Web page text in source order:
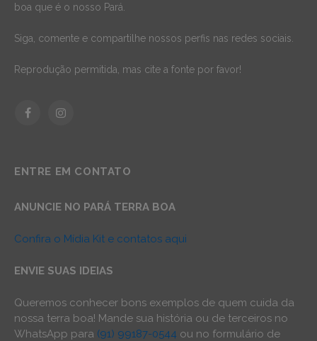
boa que é o nosso Pará.
Siga, comente e compartilhe nossos perfis nas redes sociais.
Reprodução permitida, mas cite a fonte por favor!
FacebookInstagram
ENTRE EM CONTATO
ANUNCIE NO PARÁ TERRA BOA
Confira o Mídia Kit e contatos aqui
ENVIE SUAS IDEIAS
Queremos conhecer bons exemplos de quem cuida da
nossa terra boa! Mande sua história ou de terceiros no
WhatsApp para (91) 99187-0544 ou no formulário de